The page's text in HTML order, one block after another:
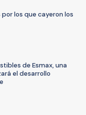
los que cayeron los
de Esmax, una
el desarrollo